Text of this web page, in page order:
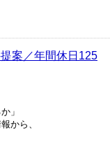
案／年間休日125
」
から、